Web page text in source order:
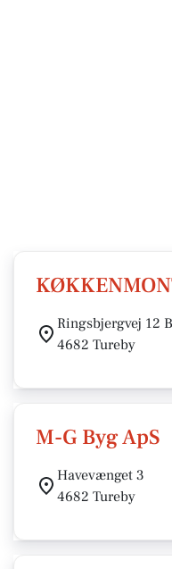
Ringsbjergvej 12 B
4682 Tureby
M-G Byg ApS
Havevænget 3
4682 Tureby